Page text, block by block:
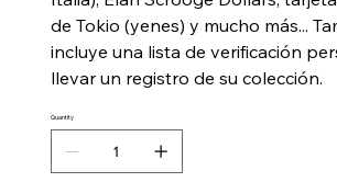
de Tokio (yenes) y mucho más...
incluye una lista de verificación
llevar un registro de su colección.
Quantity